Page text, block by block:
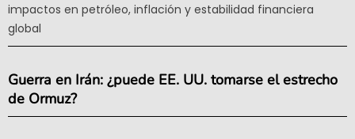
impactos en petróleo, inflación y estabilidad financiera
global
Guerra en Irán: ¿puede EE. UU. tomarse el estrecho
de Ormuz?